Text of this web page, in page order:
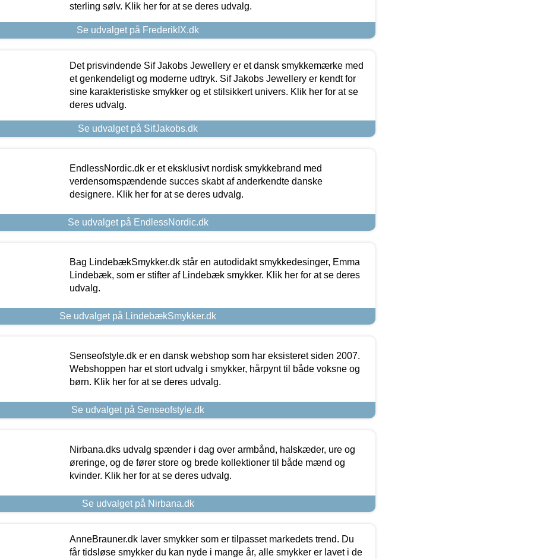
sterling sølv. Klik her for at se deres udvalg.
Se udvalget på FrederikIX.dk
Det prisvindende Sif Jakobs Jewellery er et dansk smykkemærke med
et genkendeligt og moderne udtryk. Sif Jakobs Jewellery er kendt for
sine karakteristiske smykker og et stilsikkert univers. Klik her for at se
deres udvalg.
Se udvalget på SifJakobs.dk
EndlessNordic.dk er et eksklusivt nordisk smykkebrand med
verdensomspændende succes skabt af anderkendte danske
designere. Klik her for at se deres udvalg.
Se udvalget på EndlessNordic.dk
Bag LindebækSmykker.dk står en autodidakt smykkedesinger, Emma
Lindebæk, som er stifter af Lindebæk smykker. Klik her for at se deres
udvalg.
Se udvalget på LindebækSmykker.dk
Senseofstyle.dk er en dansk webshop som har eksisteret siden 2007.
Webshoppen har et stort udvalg i smykker, hårpynt til både voksne og
børn. Klik her for at se deres udvalg.
Se udvalget på Senseofstyle.dk
Nirbana.dks udvalg spænder i dag over armbånd, halskæder, ure og
øreringe, og de fører store og brede kollektioner til både mænd og
kvinder. Klik her for at se deres udvalg.
Se udvalget på Nirbana.dk
AnneBrauner.dk laver smykker som er tilpasset markedets trend. Du
får tidsløse smykker du kan nyde i mange år, alle smykker er lavet i de